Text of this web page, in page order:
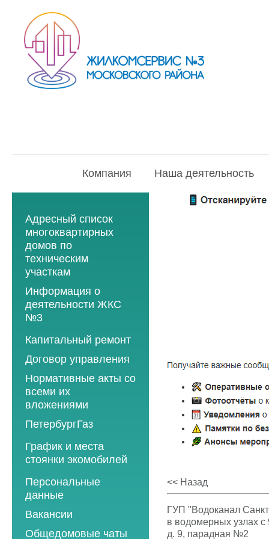
Компания Наша деятельность
Адресный список
многоквартирных
домов по
техническим
участкам
Информация о
деятельности ЖКС
№3
Программы
2013 год
2014 год
2015 год
2016 год
2017 год
2018 год
Капитальный ремонт
Договор управления
Нормативные акты со
всеми их
вложениями
ПетербургГаз
2018 год
2019 год
2020 год
2021 год
2022 год
График и места
стоянки экомобилей
2019 год
2020 год
2021 год
2022 год
Персональные
данные
Вакансии
Общедомовые чаты
<< Назад
ГУП "Водоканал
в водомерных узлах
д. 9, парадная №2